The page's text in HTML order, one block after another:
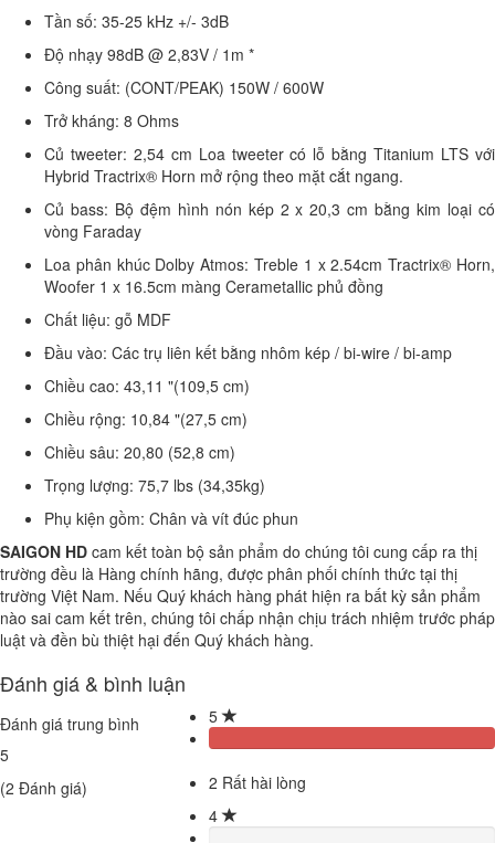
Tần số: 35-25 kHz +/- 3dB
Độ nhạy 98dB @ 2,83V / 1m *
Công suất: (CONT/PEAK) 150W / 600W
Trở kháng: 8 Ohms
Củ tweeter: 2,54 cm Loa tweeter có lỗ bằng Titanium LTS với
Hybrid Tractrix® Horn mở rộng theo mặt cắt ngang.
Củ bass: Bộ đệm hình nón kép 2 x 20,3 cm bằng kim loại có
vòng Faraday
Loa phân khúc Dolby Atmos: Treble 1 x 2.54cm Tractrix® Horn,
Woofer 1 x 16.5cm màng Cerametallic phủ đồng
Chất liệu: gỗ MDF
Đầu vào: Các trụ liên kết bằng nhôm kép / bi-wire / bi-amp
Chiều cao: 43,11 "(109,5 cm)
Chiều rộng: 10,84 "(27,5 cm)
Chiều sâu: 20,80 (52,8 cm)
Trọng lượng: 75,7 lbs (34,35kg)
Phụ kiện gồm: Chân và vít đúc phun
SAIGON HD cam kết toàn bộ sản phẩm do chúng tôi cung cấp ra thị
trường đều là Hàng chính hãng, được phân phối chính thức tại thị
trường Việt Nam. Nếu Quý khách hàng phát hiện ra bất kỳ sản phẩm
nào sai cam kết trên, chúng tôi chấp nhận chịu trách nhiệm trước pháp
luật và đền bù thiệt hại đến Quý khách hàng.
Đánh giá & bình luận
Đánh giá trung bình
5
(2 Đánh giá)
5
2 Rất hài lòng
4